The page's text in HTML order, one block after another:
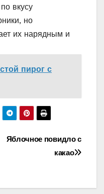
по вкусу
но
их нарядным и
пирог с
Яблочное повидло с
какао